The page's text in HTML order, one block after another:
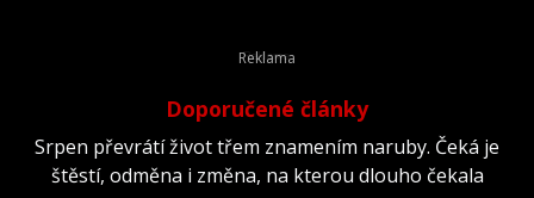
Doporučené články
Srpen převrátí život třem znamením naruby. Čeká je
štěstí, odměna i změna, na kterou dlouho čekala